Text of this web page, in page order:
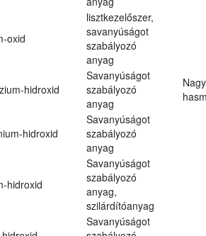
oxid
lisztkezelőszer,
savanyúságot
szabályozó
anyag
hidroxid
Savanyúságot
szabályozó
anyag
hidroxid
Savanyúságot
szabályozó
anyag
hidroxid
Savanyúságot
szabályozó
anyag,
szilárdítóanyag
Savanyúságot